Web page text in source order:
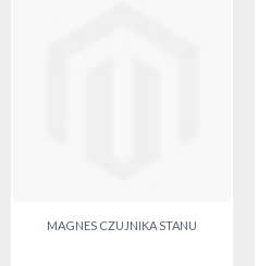
MAGNES CZUJNIKA STANU